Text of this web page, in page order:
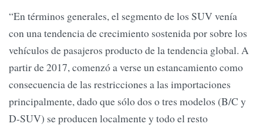
“En términos generales, el segmento de los SUV venía
con una tendencia de crecimiento sostenida por sobre los
vehículos de pasajeros producto de la tendencia global. A
partir de 2017, comenzó a verse un estancamiento como
consecuencia de las restricciones a las importaciones
principalmente, dado que sólo dos o tres modelos (B/C y
D-SUV) se producen localmente y todo el resto